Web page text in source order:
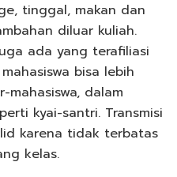
tinggal, makan dan
diluar kuliah.
ada yang terafiliasi
bisa lebih
mahasiswa, dalam
kyai-santri. Transmisi
karena tidak terbatas
kelas.